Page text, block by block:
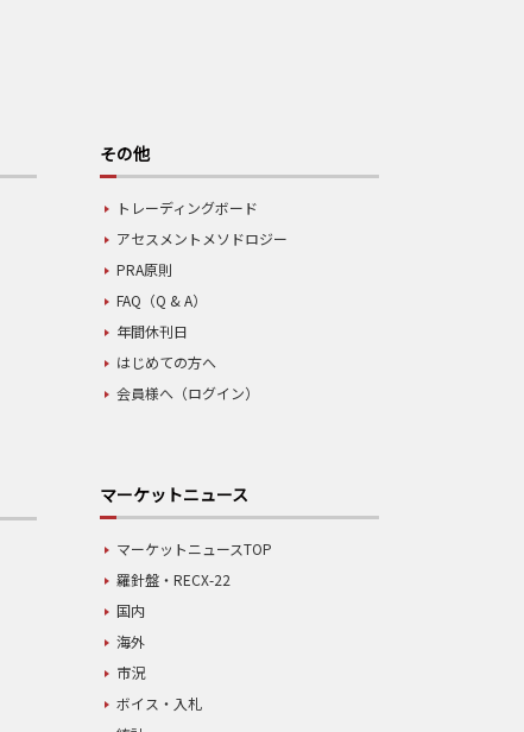
その他
トレーディングボード
アセスメントメソドロジー
PRA原則
FAQ（Q & A）
年間休刊日
はじめての方へ
会員様へ（ログイン）
マーケットニュース
マーケットニュースTOP
羅針盤・RECX-22
国内
海外
市況
ボイス・入札